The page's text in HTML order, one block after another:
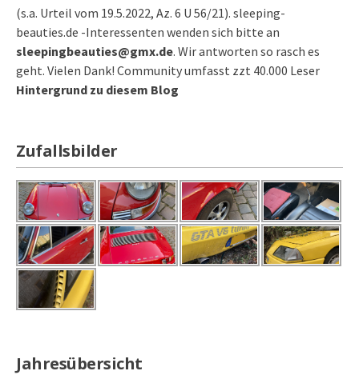
(s.a. Urteil vom 19.5.2022, Az. 6 U 56/21). sleeping-
beauties.de -Interessenten wenden sich bitte an
sleepingbeauties@gmx.de. Wir antworten so rasch es
geht. Vielen Dank! Community umfasst zzt 40.000 Leser
Hintergrund zu diesem Blog
Zufallsbilder
Jahresübersicht